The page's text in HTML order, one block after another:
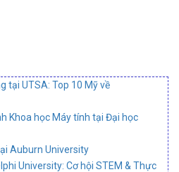
tại UTSA: Top 10 Mỹ về
Khoa học Máy tính tại Đại học
Auburn University
University: Cơ hội STEM & Thực